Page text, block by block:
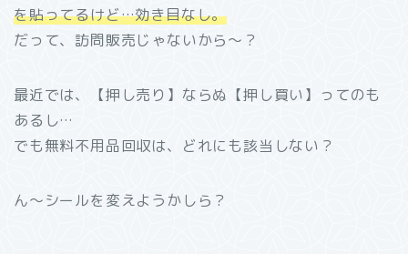
を貼ってるけど…効き目なし。
だって、訪問販売じゃないから～？
最近では、【押し売り】ならぬ【押し買い】ってのも
あるし…
でも無料不用品回収は、どれにも該当しない？
ん～シールを変えようかしら？